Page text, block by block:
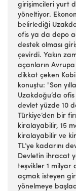
girişimcileri yurt
yöneltiyor.
belirlediği
ofis ya da depo
destek olması
çevirdi. Yakın
açanların
dikkat çeken
konuştu: "Son
Uzakdoğu’da
devlet yüzde 10
Türkiye’den bir
kiralayabilir, 15
kiralayabilir ve
TL’ye kadarını
Devletin ihracat
teşvikler 1 milyar
açmak isteyen
yönelmeye